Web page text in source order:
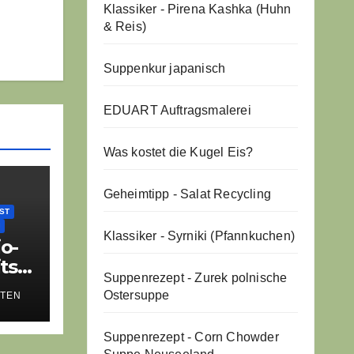
Klassiker - Pirena Kashka (Huhn
& Reis)
Suppenkur japanisch
EDUART Auftragsmalerei
Was kostet die Kugel Eis?
Geheimtipp - Salat Recycling
Klassiker - Syrniki (Pfannkuchen)
Suppenrezept - Zurek polnische
Ostersuppe
Suppenrezept - Corn Chowder